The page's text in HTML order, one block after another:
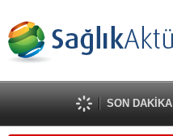
SON DAKİKA